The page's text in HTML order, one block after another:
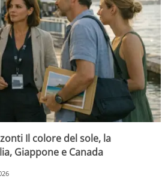
Il colore del sole, la
Giappone e Canada